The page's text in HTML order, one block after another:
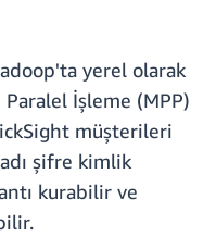
yerel olarak
İşleme (MPP)
müşterileri
şifre kimlik
kurabilir ve